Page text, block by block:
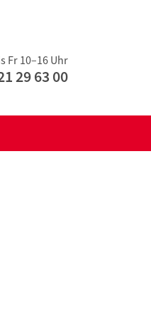
Fr 10–16 Uhr
29 63 00